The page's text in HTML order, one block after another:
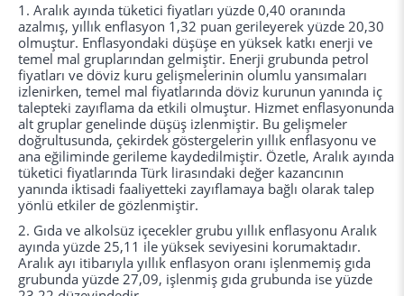
1. Aralık ayında tüketici fiyatları yüzde 0,40 oranında
azalmış, yıllık enflasyon 1,32 puan gerileyerek yüzde 20,30
olmuştur. Enflasyondaki düşüşe en yüksek katkı enerji ve
temel mal gruplarından gelmiştir. Enerji grubunda petrol
fiyatları ve döviz kuru gelişmelerinin olumlu yansımaları
izlenirken, temel mal fiyatlarında döviz kurunun yanında iç
talepteki zayıflama da etkili olmuştur. Hizmet enflasyonunda
alt gruplar genelinde düşüş izlenmiştir. Bu gelişmeler
doğrultusunda, çekirdek göstergelerin yıllık enflasyonu ve
ana eğiliminde gerileme kaydedilmiştir. Özetle, Aralık ayında
tüketici fiyatlarında Türk lirasındaki değer kazancının
yanında iktisadi faaliyetteki zayıflamaya bağlı olarak talep
yönlü etkiler de gözlenmiştir.
2. Gıda ve alkolsüz içecekler grubu yıllık enflasyonu Aralık
ayında yüzde 25,11 ile yüksek seviyesini korumaktadır.
Aralık ayı itibarıyla yıllık enflasyon oranı işlenmemiş gıda
grubunda yüzde 27,09, işlenmiş gıda grubunda ise yüzde